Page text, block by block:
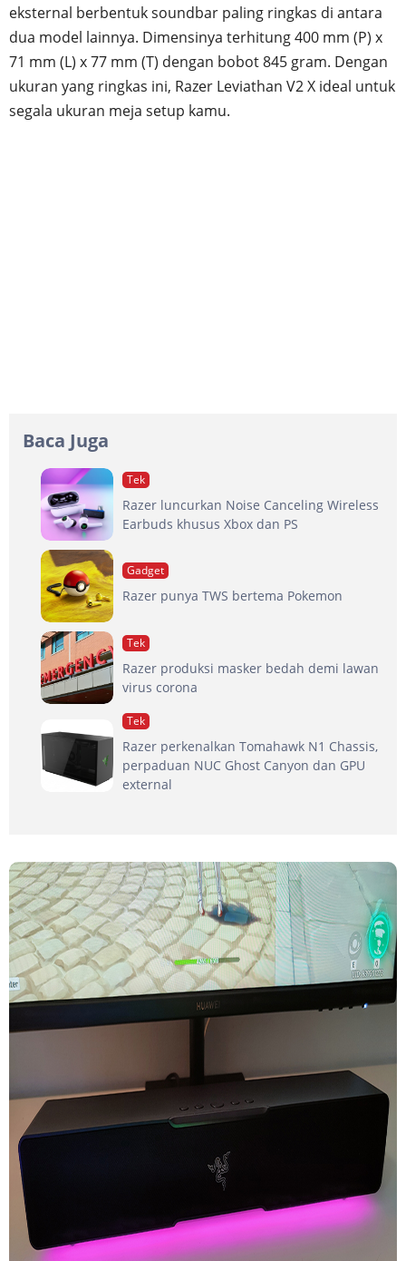
eksternal berbentuk soundbar paling ringkas di antara
dua model lainnya. Dimensinya terhitung 400 mm (P) x
71 mm (L) x 77 mm (T) dengan bobot 845 gram. Dengan
ukuran yang ringkas ini, Razer Leviathan V2 X ideal untuk
segala ukuran meja setup kamu.
Baca Juga
Tek
Razer luncurkan Noise Canceling Wireless
Earbuds khusus Xbox dan PS
Gadget
Razer punya TWS bertema Pokemon
Tek
Razer produksi masker bedah demi lawan
virus corona
Tek
Razer perkenalkan Tomahawk N1 Chassis,
perpaduan NUC Ghost Canyon dan GPU
external